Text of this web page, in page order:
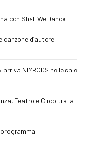
con Shall We Dance!
canzone d’autore
NIMRODS nelle sale
Teatro e Circo tra la